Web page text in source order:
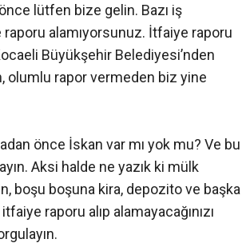
lütfen bize gelin. Bazı iş
alamıyorsunuz. İtfaiye raporu
Büyükşehir Belediyesi’nden
olumlu rapor vermeden biz yine
önce İskan var mı yok mu? Ve bu
Aksi halde ne yazık ki mülk
boşu boşuna kira, depozito ve başka
raporu alıp alamayacağınızı